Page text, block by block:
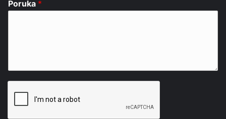
Poruka *